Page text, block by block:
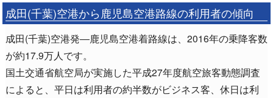
成田(千葉)空港から鹿児島空港路線の利用者の傾向
成田(千葉)空港発―鹿児島空港着路線は、2016年の乗降客数
が約17.9万人です。
国土交通省航空局が実施した平成27年度航空旅客動態調査
によると、平日は利用者の約半数がビジネス客、休日は利